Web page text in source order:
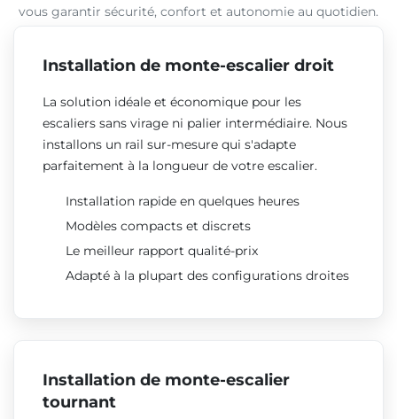
vous garantir sécurité, confort et autonomie au quotidien.
Installation de monte-escalier droit
La solution idéale et économique pour les
escaliers sans virage ni palier intermédiaire. Nous
installons un rail sur-mesure qui s'adapte
parfaitement à la longueur de votre escalier.
Installation rapide en quelques heures
Modèles compacts et discrets
Le meilleur rapport qualité-prix
Adapté à la plupart des configurations droites
Installation de monte-escalier
tournant